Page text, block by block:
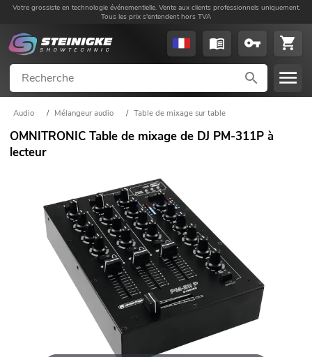
Votre grossiste en technologie événementielle. Vente aux clients professionnels uniquement.
Tous les prix s'entendent hors TVA
Audio / Mélangeur audio / Table de mixage sur table
OMNITRONIC Table de mixage de DJ PM-311P à
lecteur